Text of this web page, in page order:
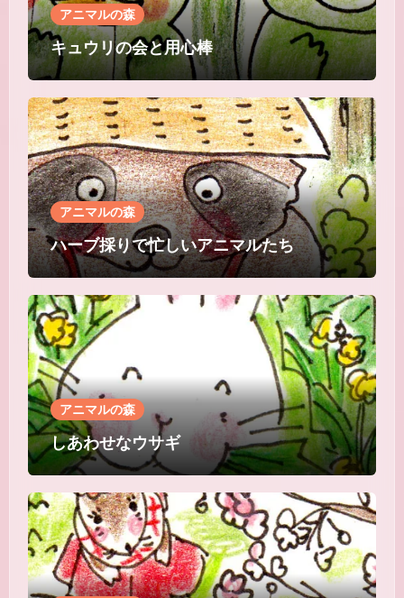
アニマルの森
キュウリの会と用心棒
アニマルの森
ハーブ採りで忙しいアニマルたち
アニマルの森
しあわせなウサギ